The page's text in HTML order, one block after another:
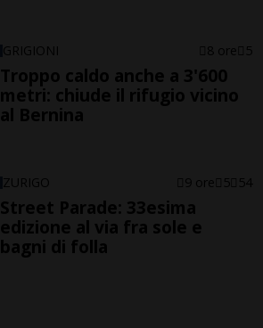
GRIGIONI 8 ore 5
Troppo caldo anche a 3'600
metri: chiude il rifugio vicino
al Bernina
ZURIGO 9 ore 5 54
Street Parade: 33esima
edizione al via fra sole e
bagni di folla